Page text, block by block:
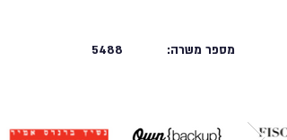
5488 מספר משרה: